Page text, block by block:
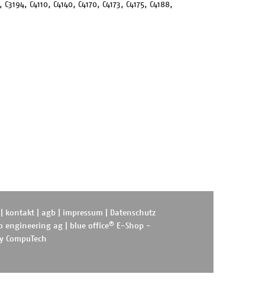
C4110, C4140, C4170, C4173, C4175, C4188,
kontakt agb impressum
Datenschutz
engineering ag blue office®
E-Shop -
CompuTech